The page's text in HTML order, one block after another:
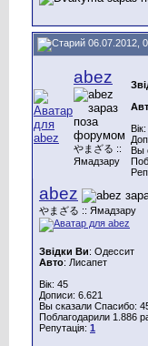
06.07.2012,
abez
やまざる ::
Ямадзару
Вы
abez
やまざる :: Ямадзару
Звідки Ви: Одессит
Авто: Лисапет
Вік: 45
Дописи: 6.621
Вы сказали Спасибо:
Поблагодарили 1.886
Репутація: 1